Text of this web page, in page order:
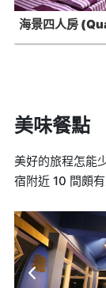
海景四人房
美味餐點
美好的旅程怎能
宿附近 10 間頗